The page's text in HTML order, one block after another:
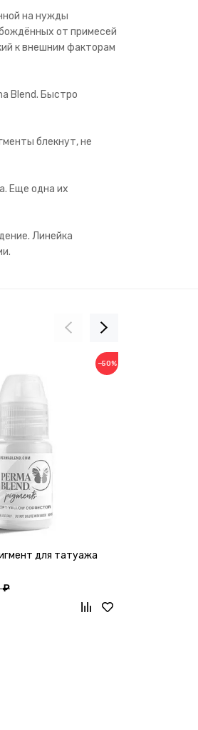
на нужды
от примесей
к внешним факторам
Blend. Быстро
блекнут, не
Еще одна их
Линейка
−50%
для татуажа
₽